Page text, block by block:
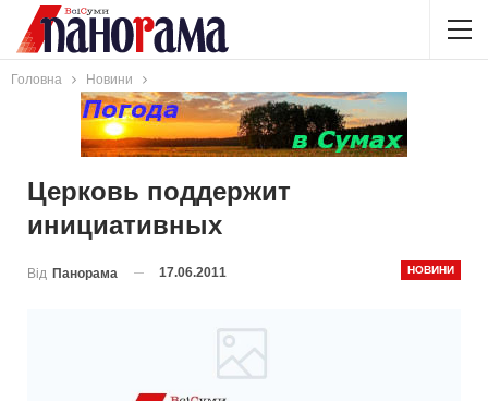
Головна Новини
Церковь поддержит
инициативных
НОВИНИ
Від Панорама 17.06.2011